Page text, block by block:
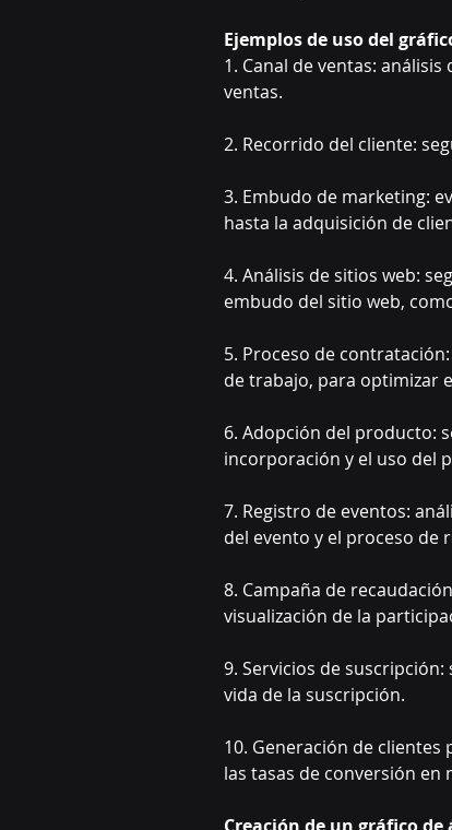
Ejemplos de uso del
1. Canal de ventas:
ventas.
2. Recorrido del cliente:
3. Embudo de marketing:
hasta la adquisición de
4. Análisis de sitios web:
embudo del sitio web,
5. Proceso de
de trabajo, para optimizar
6. Adopción del producto:
incorporación y el uso del
7. Registro de eventos:
del evento y el proceso de
8. Campaña de
visualización de la
9. Servicios de
vida de la suscripción.
10. Generación de clientes
las tasas de conversión en